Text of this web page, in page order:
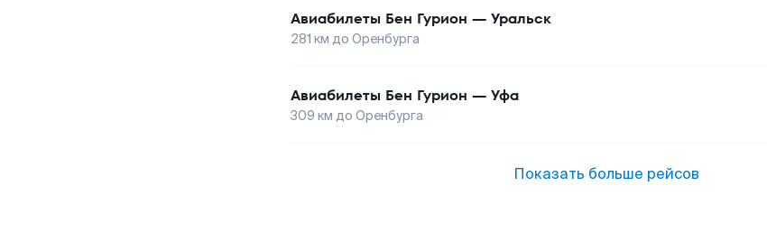
Авиабилеты Бен Гурион — Уральск
281 км до Оренбурга
Авиабилеты Бен Гурион — Уфа
309 км до Оренбурга
Показать больше рейсов